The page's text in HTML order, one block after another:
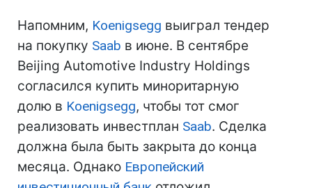
Напомним, Koenigsegg выиграл тендер
на покупку Saab в июне. В сентябре
Beijing Automotive Industry Holdings
согласился купить миноритарную
долю в Koenigsegg, чтобы тот смог
реализовать инвестплан Saab. Сделка
должна была быть закрыта до конца
месяца. Однако Европейский